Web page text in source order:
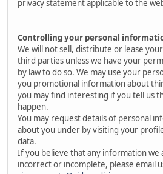
privacy statement applicable to the
Controlling your personal
We will not sell, distribute or lease
third parties unless we have your
by law to do so. We may use your
you promotional information about
you may find interesting if you tell us
happen.
You may request details of personal
about you under by visiting your
data.
If you believe that any information we
incorrect or incomplete, please email